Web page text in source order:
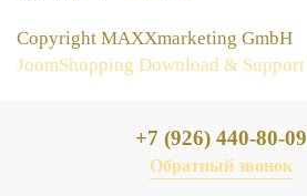
Copyright MAXXmarketing GmbH
JoomShopping Download & Support
+7 (926) 440-80-09
Обратный звонок